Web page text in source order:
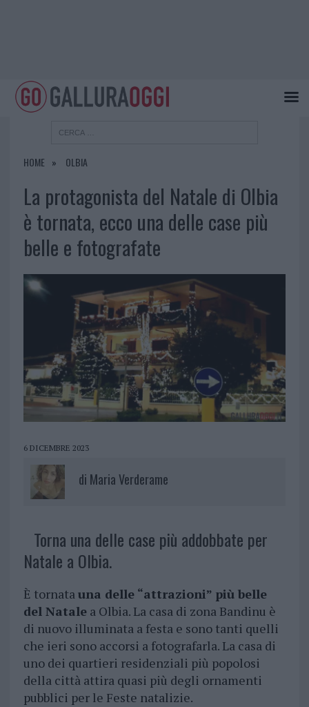
HOME OLBIA
La protagonista del Natale di Olbia
è tornata, ecco una delle case più
belle e fotografate
6 DICEMBRE 2023
di Maria Verderame
Torna una delle case più addobbate per
Natale a Olbia.
È tornatauna delle “attrazioni” più belle
del Natalea Olbia. La casa di zona Bandinu è
di nuovo illuminata a festa e sono tanti quelli
che ieri sono accorsi a fotografarla. La casa di
uno dei quartieri residenziali più popolosi
della città attira quasi più degli ornamenti
pubblici per le Feste natalizie.